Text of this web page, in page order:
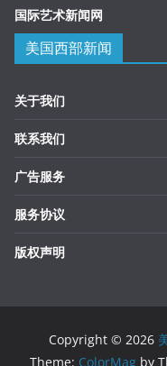
国际艺术新闻网
美国西部新闻
关于我们
联系我们
广告服务
服务协议
版权声明
Copyright © 2026
Theme: ColorMag by